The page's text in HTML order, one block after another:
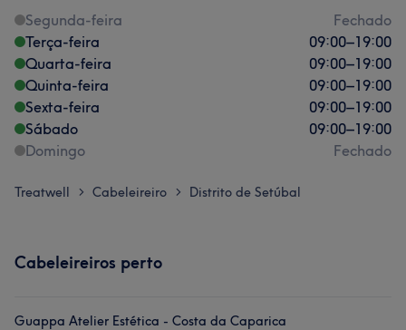
Segunda-feira
Fechado
Terça-feira
09:00–19:00
Quarta-feira
09:00–19:00
Quinta-feira
09:00–19:00
Sexta-feira
09:00–19:00
Sábado
09:00–19:00
Domingo
Fechado
Treatwell > Cabeleireiro > Distrito de Setúbal
Cabeleireiros perto
Guappa Atelier Estética - Costa da Caparica